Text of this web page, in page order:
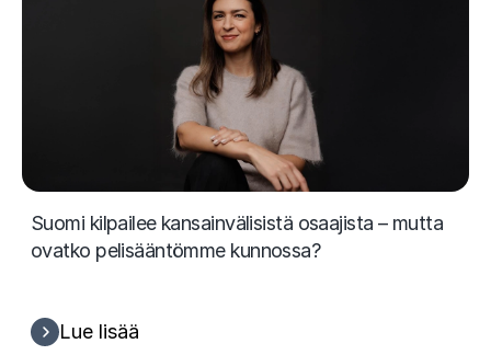
Suomi kilpailee kansainvälisistä osaajista – mutta
ovatko pelisääntömme kunnossa?
Lue lisää